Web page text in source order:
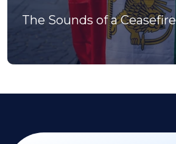
The Sounds of a Ceasefire